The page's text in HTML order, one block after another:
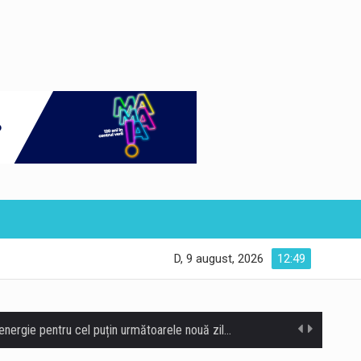
12:49
D, 9 august, 2026
Unitatea 2 a centralei nucleare de la Cernavodă funcționează în parametri normali și poate asigura necesarul de energie pentru cel puțin următoarele nouă zile, potrivit directorului centralei, Romeo Urjan. Nivelul apei la aspirația pompelor din bazinul de răcire a crescut cu 8 centimetri față de evoluția prognozată, după operațiunea de scufundare controlată a primelor două barje în Dunăre. Directorul centralei de la Cernavodă a declarat că, în prezent, Unitatea 2 funcționează fără probleme, iar intervenția realizată pe Dunăre a avut un efect pozitiv asupra nivelului apei necesar sistemului de răcire. La Cernavodă, unitatea 2 funcționează în parametri nominali, fără probleme.…